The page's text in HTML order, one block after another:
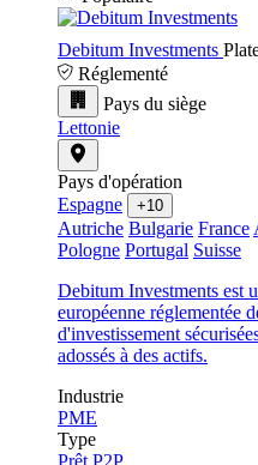
Debitum Investments
Réglementé
Pays du siège
Lettonie
Pays d'opération
Espagne
+10
Autriche Bulgarie France
Pologne Portugal Suisse
Debitum Investments est
européenne réglementée
d'investissement
adossés à des actifs.
Industrie
PME
Type
Prêt P2P